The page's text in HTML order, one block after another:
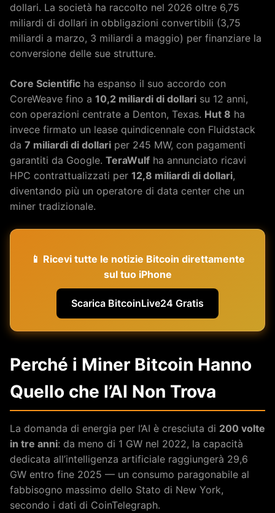
dollari. La società ha raccolto nel 2026 oltre 6,75
miliardi di dollari in obbligazioni convertibili (3,75
miliardi a marzo, 3 miliardi a maggio) per finanziare la
conversione delle sue strutture.
Core Scientific ha espanso il suo accordo con
CoreWeave fino a 10,2 miliardi di dollari su 12 anni,
con operazioni centrate a Denton, Texas. Hut 8 ha
invece firmato un lease quindicennale con Fluidstack
da 7 miliardi di dollari per 245 MW, con pagamenti
garantiti da Google. TeraWulf ha annunciato ricavi
HPC contrattualizzati per 12,8 miliardi di dollari,
diventando più un operatore di data center che un
miner tradizionale.
📱 Ricevi tutte le notizie Bitcoin direttamente
sul tuo iPhone
Scarica BitcoinLive24 Gratis
Perché i Miner Bitcoin Hanno
Quello che l’AI Non Trova
La domanda di energia per l’AI è cresciuta di 200 volte
in tre anni: da meno di 1 GW nel 2022, la capacità
dedicata all’intelligenza artificiale raggiungerà 29,6
GW entro fine 2025 — un consumo paragonabile al
fabbisogno massimo dello Stato di New York,
secondo i dati di CoinTelegraph.